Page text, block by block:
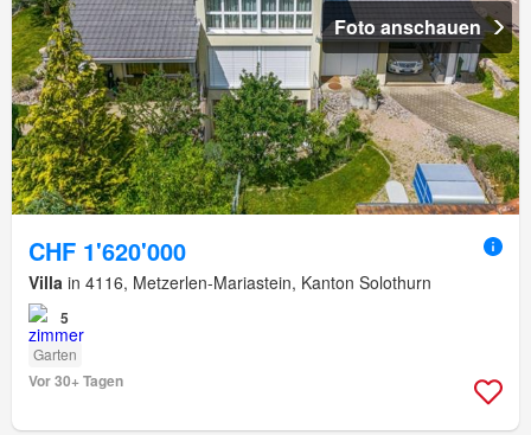
Foto anschauen
CHF 1'620'000
Villa in 4116, Metzerlen-Mariastein, Kanton Solothurn
5
Garten
Vor 30+ Tagen